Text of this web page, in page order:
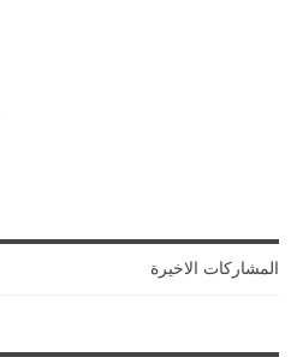
المشاركات الاخيرة